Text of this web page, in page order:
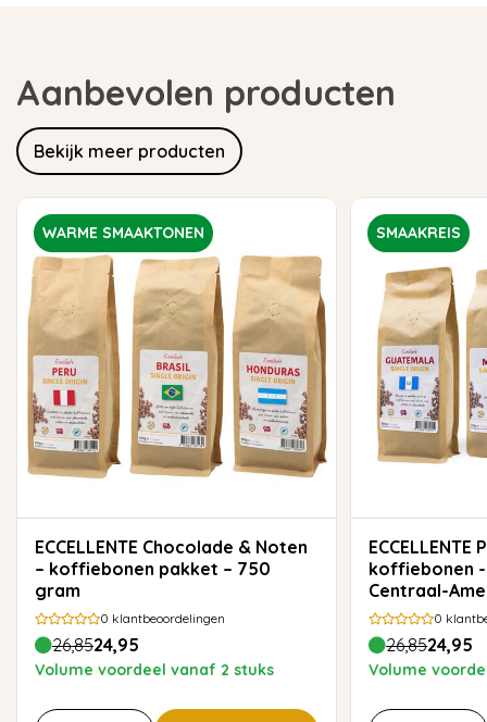
Aanbevolen producten
Bekijk meer producten
WARME SMAAKTONEN
ECCELLENTE Chocolade & Noten
– koffiebonen pakket – 750
gram
0 klantbeoordelingen
26,8524,95
Volume voordeel vanaf 2 stuks
SMAAKREIS
ECCELLENTE Proefpakket
koffiebonen
Centraal-
0
26,8524,95
Volume